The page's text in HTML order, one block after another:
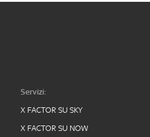
Servizi:
X FACTOR SU SKY
X FACTOR SU NOW